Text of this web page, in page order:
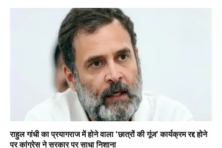
राहुल गांधी का प्रयागराज में होने वाला ‘छात्रों की गूंज’ कार्यक्रम रद्द होने
पर कांग्रेस ने सरकार पर साधा निशाना